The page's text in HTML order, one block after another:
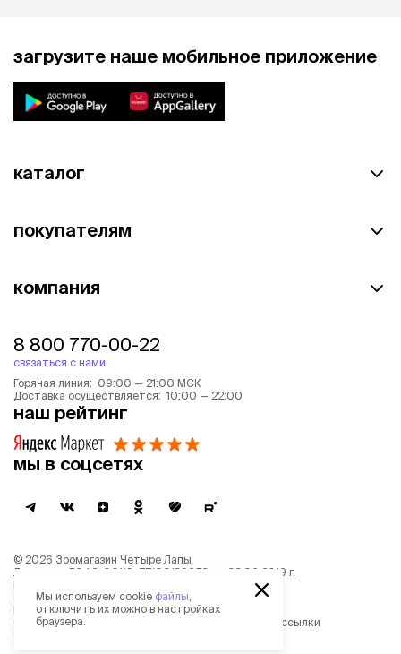
загрузите наше мобильное приложение
каталог
покупателям
компания
8 800 770-00-22
связаться с нами
Горячая линия: 09:00 — 21:00 МСК
Доставка осуществляется: 10:00 — 22:00
наш рейтинг
мы в соцсетях
© 2026 Зоомагазин Четыре Лапы
Лицензия: Л042-00118-77/00139653 от 03.06.2019 г.
Политика обработки персональных данных
Согласие на обработку персональных данных
Пользовательское соглашение
Согласие на получение новостной и рекламной рассылки
Мы используем cookie файлы
отключить их можно в настройках
браузера.